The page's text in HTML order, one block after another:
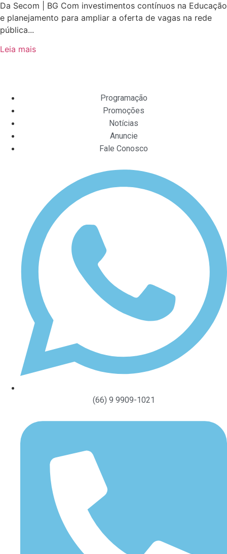
Da Secom | BG Com investimentos contínuos na Educação
e planejamento para ampliar a oferta de vagas na rede
pública...
Leia mais
Programação
Promoções
Notícias
Anuncie
Fale Conosco
(66) 9 9909-1021